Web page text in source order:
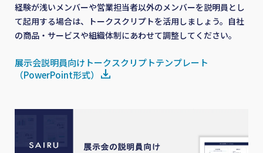
経験が浅いメンバーや営業担当者以外のメンバーを説明員とし
て起用する場合は、トークスクリプトを活用しましょう。自社
の商品・サービスや組織体制にあわせて調整してください。
展示会説明員向けトークスクリプトテンプレート
（PowerPoint形式）